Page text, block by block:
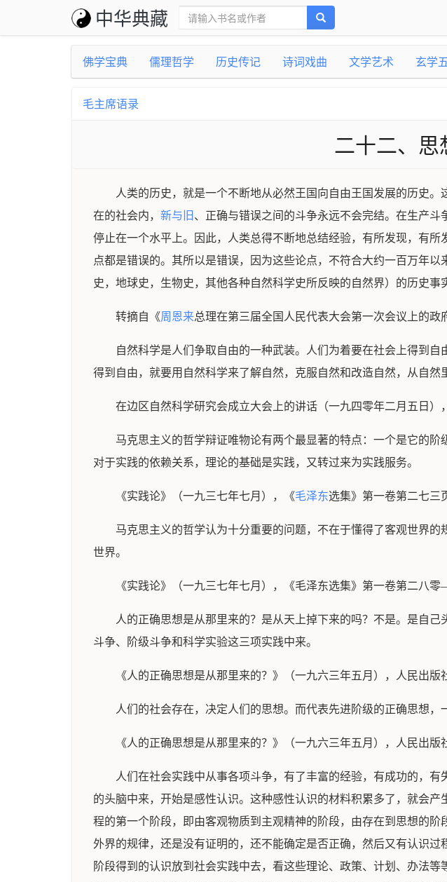
中华典藏
佛学宝典 儒理哲学 历史传记 诗词戏曲 文学艺术 玄学
毛主席语录
二十二、
人类的历史，就是一个不断地从必然王国向自由王国发展的历史
在的社会内， 新与旧 、正确与错误之间的斗争永远不会完结。在生产
停止在一个水平上。因此，人类总得不断地总结经验，有所发现，有
点都是错误的。其所以是错误，因为这些论点，不符合大约一百万年
史，地球史，生物史，其他各种自然科学史所反映的自然界）的历史事
转摘自《周恩来总理在第三届全国人民代表大会第一次会议上的政
自然科学是人们争取自由的一种武装。人们为着要在社会上得到
得到自由，就要用自然科学来了解自然，克服自然和改造自然，从自然
在边区自然科学研究会成立大会上的讲话（一九四零年二月五日）
马克思主义的哲学辩证唯物论有两个最显著的特点：一个是它的
对于实践的依赖关系，理论的基础是实践，又转过来为实践服务。
《实践论》（一九三七年七月），《毛泽东选集》第一卷第二七三
马克思主义的哲学认为十分重要的问题，不在于懂得了客观世界
世界。
《实践论》（一九三七年七月），《毛泽东选集》第一卷第二八
人的正确思想是从那里来的？是从天上掉下来的吗？不是。是自
斗争、阶级斗争和科学实验这三项实践中来。
《人的正确思想是从那里来的？》（一九六三年五月），人民出版
人们的社会存在，决定人们的思想。而代表先进阶级的正确思想
《人的正确思想是从那里来的？》（一九六三年五月），人民出版
人们在社会实践中从事各项斗争，有了丰富的经验，有成功的，
的头脑中来，开始是感性认识。这种感性认识的材料积累多了，就会
程的第一个阶段，即由客观物质到主观精神的阶段，由存在到思想的
外界的规律，还是没有证明的，还不能确定是否正确，然后又有认识
阶段得到的认识放到社会实践中去，看这些理论、政策、计划、办法